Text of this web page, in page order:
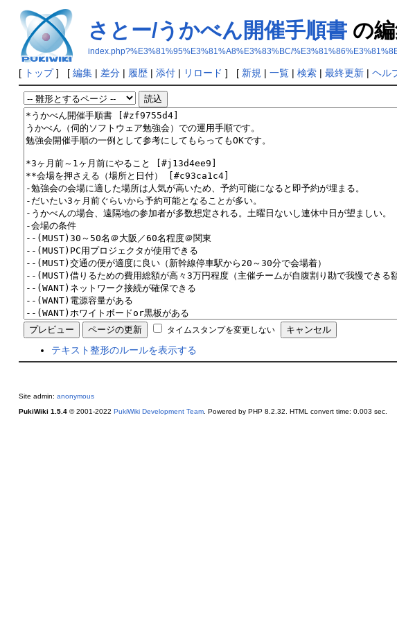
さとー/うかべん開催手順書の
index.php?%E3%81%95%E3%81%A8%E3%83%BC/
[ トップ] [ 編集| 差分| 履歴| 添付| リロード ] [ 新規 | 一覧| 検索| 最終更新| ヘル
タイムスタンプを変更しない
テキスト整形のルールを表示する
Site admin: anonymous
PukiWiki 1.5.4© 2001-2022 PukiWiki Development Team. Powered by PHP 8.2.32. HTML convert time: 0.003 sec.